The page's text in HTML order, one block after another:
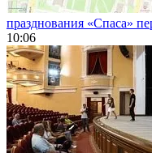
празднования «Спаса»
10:06